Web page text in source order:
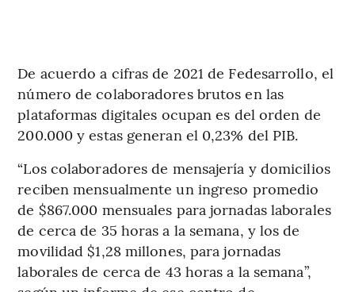
De acuerdo a cifras de 2021 de Fedesarrollo, el
número de colaboradores brutos en las
plataformas digitales ocupan es del orden de
200.000 y estas generan el 0,23% del PIB.
“Los colaboradores de mensajería y domicilios
reciben mensualmente un ingreso promedio
de $867.000 mensuales para jornadas laborales
de cerca de 35 horas a la semana, y los de
movilidad $1,28 millones, para jornadas
laborales de cerca de 43 horas a la semana”,